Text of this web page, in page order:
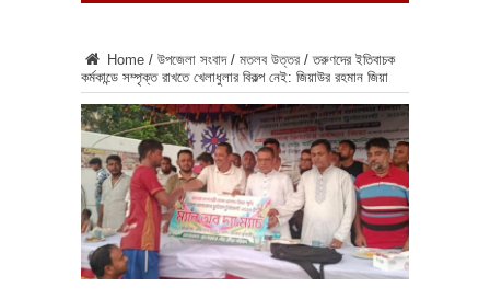
Home / উপজেলা সংবাদ / মতলব উত্তর / তরুণদের ইতিবাচক
কর্মকান্ডে সম্পৃক্ত রাখতে খেলাধুলার বিকল্প নেই: জিয়াউর রহমান জিয়া